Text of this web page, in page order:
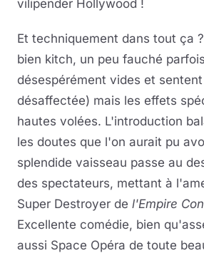
vilipender Hollywood !
Et techniquement dans tout ça
bien kitch, un peu fauché
désespérément vides et
désaffectée) mais les effets
hautes volées. L'introduction
les doutes que l'on aurait pu
splendide vaisseau passe au
des spectateurs, mettant à
Super Destroyer de l'Empire
Excellente comédie, bien
aussi Space Opéra de toute